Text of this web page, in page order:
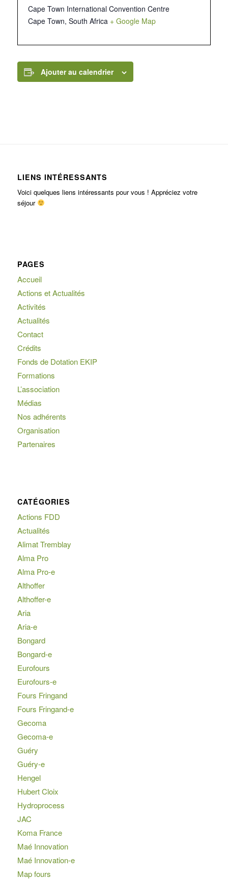
Cape Town International Convention Centre
Cape Town, South Africa + Google Map
Ajouter au calendrier
LIENS INTÉRESSANTS
Voici quelques liens intéressants pour vous ! Appréciez votre
séjour
PAGES
Accueil
Actions et Actualités
Activités
Actualités
Contact
Crédits
Fonds de Dotation EKIP
Formations
L’association
Médias
Nos adhérents
Organisation
Partenaires
CATÉGORIES
Actions FDD
Actualités
Alimat Tremblay
Alma Pro
Alma Pro-e
Althoffer
Althoffer-e
Aria
Aria-e
Bongard
Bongard-e
Eurofours
Eurofours-e
Fours Fringand
Fours Fringand-e
Gecoma
Gecoma-e
Guéry
Guéry-e
Hengel
Hubert Cloix
Hydroprocess
JAC
Koma France
Maé Innovation
Maé Innovation-e
Map fours